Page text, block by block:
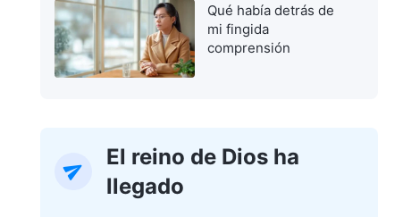
Qué había detrás de
mi fingida
comprensión
El reino de Dios ha
llegado